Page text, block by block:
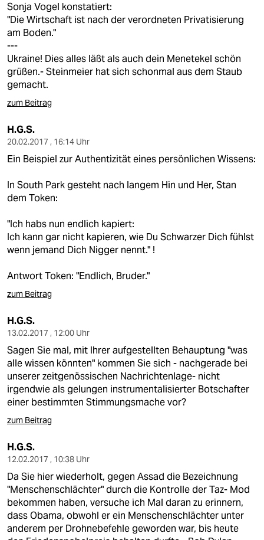
Sonja Vogel konstatiert:
"Die Wirtschaft ist nach der verordneten Privatisierung
am Boden."
---
Ukraine! Dies alles läßt als auch dein Menetekel schön
grüßen.- Steinmeier hat sich schonmal aus dem Staub
gemacht.
zum Beitrag
H.G.S.
20.02.2017 , 16:14 Uhr
Ein Beispiel zur Authentizität eines persönlichen Wissens:
In South Park gesteht nach langem Hin und Her, Stan
dem Token:
"Ich habs nun endlich kapiert:
Ich kann gar nicht kapieren, wie Du Schwarzer Dich fühlst
wenn jemand Dich Nigger nennt." !
Antwort Token: "Endlich, Bruder."
zum Beitrag
H.G.S.
13.02.2017 , 12:00 Uhr
Sagen Sie mal, mit Ihrer aufgestellten Behauptung "was
alle wissen könnten" kommen Sie sich - nachgerade bei
unserer zeitgenössischen Nachrichtenlage- nicht
irgendwie als gelungen instrumentalisierter Botschafter
einer bestimmten Stimmungsmache vor?
zum Beitrag
H.G.S.
12.02.2017 , 10:38 Uhr
Da Sie hier wiederholt, gegen Assad die Bezeichnung
"Menschenschlächter" durch die Kontrolle der Taz- Mod
bekommen haben, versuche ich Mal daran zu erinnern,
dass Obama, obwohl er ein Menschenschlächter unter
anderem per Drohnebefehle geworden war, bis heute